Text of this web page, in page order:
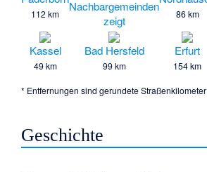
112 km 86 km
Kassel
49 km
Bad Hersfeld
99 km
Erfurt
154 km
* Entfernungen sind gerundete
Geschichte